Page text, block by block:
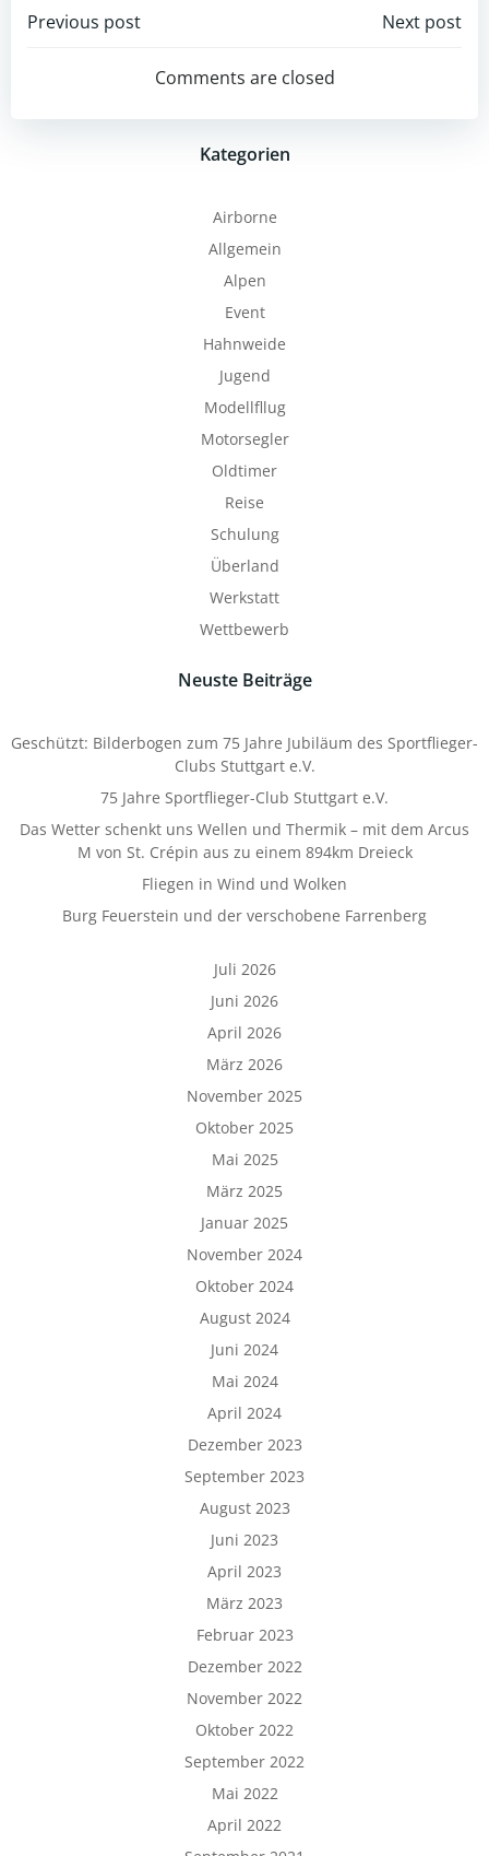
Post
navigation
Previous post
navigation
Next post
Comments are closed
Kategorien
Airborne
Allgemein
Alpen
Event
Hahnweide
Jugend
Modellfllug
Motorsegler
Oldtimer
Reise
Schulung
Überland
Werkstatt
Wettbewerb
Neuste Beiträge
Geschützt: Bilderbogen zum 75 Jahre Jubiläum des Sportflieger-
Clubs Stuttgart e.V.
75 Jahre Sportflieger-Club Stuttgart e.V.
Das Wetter schenkt uns Wellen und Thermik – mit dem Arcus
M von St. Crépin aus zu einem 894km Dreieck
Fliegen in Wind und Wolken
Burg Feuerstein und der verschobene Farrenberg
Juli 2026
Juni 2026
April 2026
März 2026
November 2025
Oktober 2025
Mai 2025
März 2025
Januar 2025
November 2024
Oktober 2024
August 2024
Juni 2024
Mai 2024
April 2024
Dezember 2023
September 2023
August 2023
Juni 2023
April 2023
März 2023
Februar 2023
Dezember 2022
November 2022
Oktober 2022
September 2022
Mai 2022
April 2022